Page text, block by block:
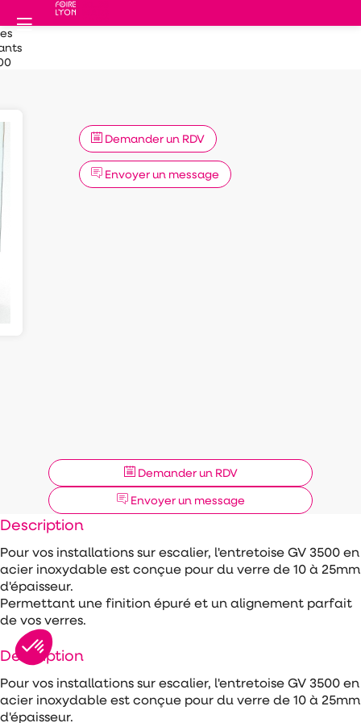
Demander un RDV
Envoyer un message
Demander un RDV
Envoyer un message
Description
Pour vos installations sur escalier, l'entretoise GV 3500 en
acier inoxydable est conçue pour du verre de 10 à 25mm
d'épaisseur.
Permettant une finition épuré et un alignement parfait
de vos verres.
Description
Pour vos installations sur escalier, l'entretoise GV 3500 en
acier inoxydable est conçue pour du verre de 10 à 25mm
d'épaisseur.